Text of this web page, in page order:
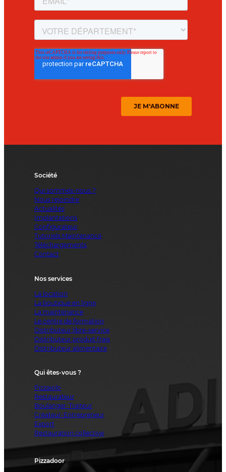
Société
Qui sommes-nous ?
Nous rejoindre
Actualités
Implantations
Configurateur
Tutoriels Maintenance
Téléchargements
Contact
Nos services
La location
La boutique en ligne
La maintenance
Le centre de formation
Distributeur libre-service
Distributeur produit frais
Distributeur alimentaire
Qui êtes-vous ?
Pizzaiolo
Restaurateur
Boulanger-Traiteur
Créateur-Entrepreneur
Export
Restauration collective
Pizzadoor